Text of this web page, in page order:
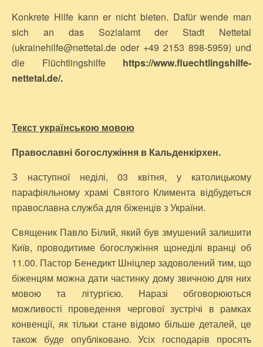
Konkrete Hilfe kann er nicht bieten. Dafür wende man
sich an das Sozialamt der Stadt Nettetal
(ukrainehilfe@nettetal.de oder +49 2153 898-5959) und
die Flüchtlingshilfe https://www.fluechtlingshilfe-
nettetal.de/.
Текст українською мовою
Православні богослужіння в Кальденкірхен.
З наступної неділі, 03 квітня, у католицькому
парафіяльному храмі Святого Климента відбудеться
православна служба для біженців з України.
Священик Павло Білий, який був змушений залишити
Київ, проводитиме богослужіння щонеділі вранці об
11.00. Пастор Бенедикт Шніцлер задоволений тим, що
біженцям можна дати частинку дому звичною для них
мовою та літургією. Наразі обговорюються
можливості проведення чергової зустрічі в рамках
конвенції, як тільки стане відомо більше деталей, це
також буде опубліковано. Усіх господарів просять